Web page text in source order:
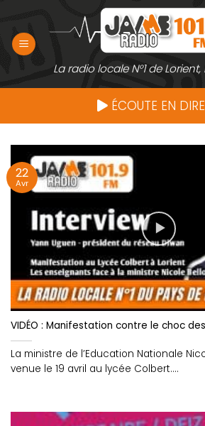
contenu
La radio locale N°1 de
ÉCOUTE EN
VIDÉO : Manifestation contre le choc
La ministre de l’Education Nationale
venue le 19 avril au lycée Colbert....
22
Avr